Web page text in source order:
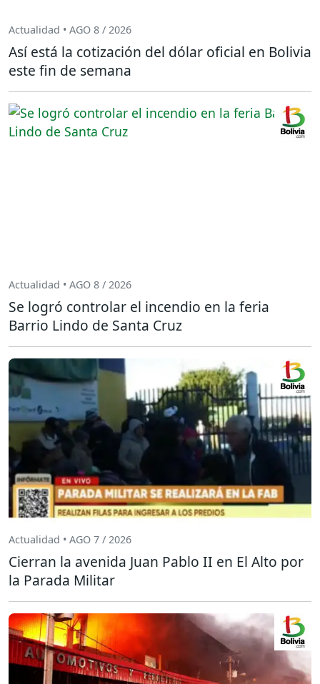
Actualidad • AGO 8 / 2026
Así está la cotización del dólar oficial en Bolivia
este fin de semana
Actualidad • AGO 8 / 2026
Se logró controlar el incendio en la feria
Barrio Lindo de Santa Cruz
Actualidad • AGO 7 / 2026
Cierran la avenida Juan Pablo II en El Alto por
la Parada Militar